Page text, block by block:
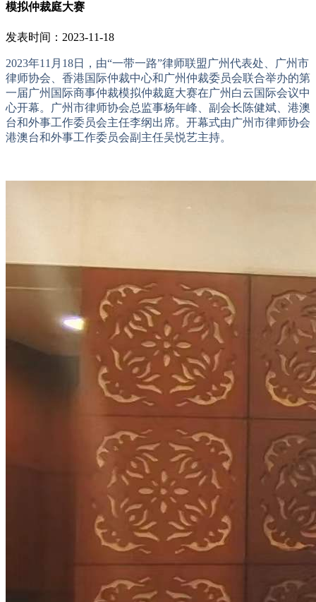
模拟仲裁庭大赛
发表时间：2023-11-18
2023年11月18日，由“一带一路”律师联盟广州代表处、广州市
律师协会、香港国际仲裁中心和广州仲裁委员会联合举办的第
一届广州国际商事仲裁模拟仲裁庭大赛在广州白云国际会议中
心开幕。广州市律师协会总监事杨年峰、副会长陈健斌、港澳
台和外事工作委员会主任李纲出席。开幕式由广州市律师协会
港澳台和外事工作委员会副主任吴悦艺主持。